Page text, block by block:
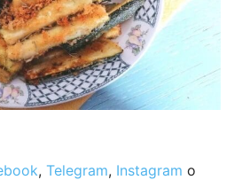
, Telegram, Instagram o